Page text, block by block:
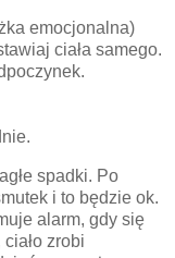
emocjonalna)
ciała samego.
spadki. Po
i to będzie ok.
alarm, gdy się
zrobi